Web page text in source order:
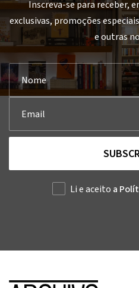
Inscreva-se para receber,
exclusivas, promoções
e outras
Li e aceito a